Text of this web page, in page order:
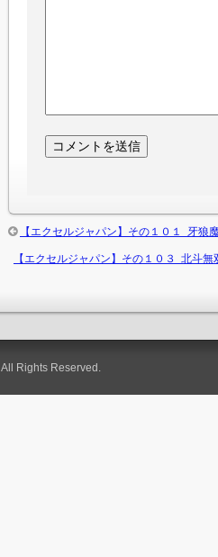
【エクセルジャパン】その１０１ 牙狼
【エクセルジャパン】その１０３ 北斗
All Rights Reserved.